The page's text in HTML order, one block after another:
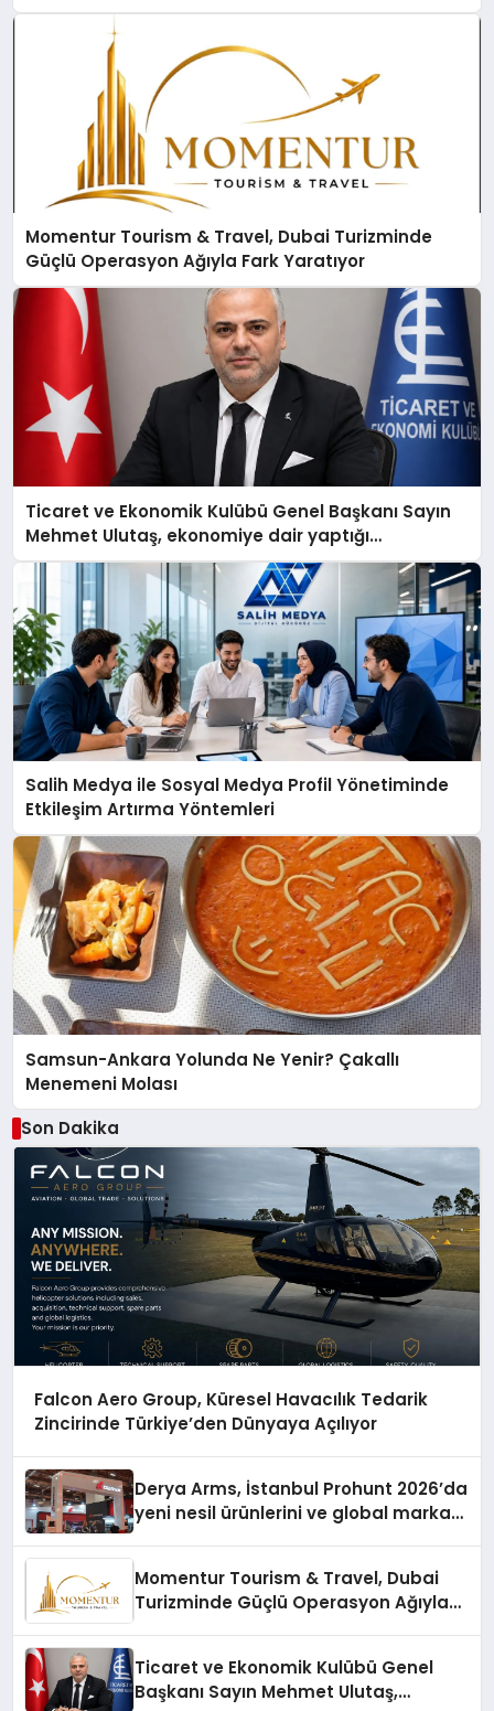
Momentur Tourism & Travel, Dubai Turizminde
Güçlü Operasyon Ağıyla Fark Yaratıyor
Ticaret ve Ekonomik Kulübü Genel Başkanı Sayın
Mehmet Ulutaş, ekonomiye dair yaptığı
açıklamada şunları kaydetti:
Salih Medya ile Sosyal Medya Profil Yönetiminde
Etkileşim Artırma Yöntemleri
Samsun-Ankara Yolunda Ne Yenir? Çakallı
Menemeni Molası
Son Dakika
Falcon Aero Group, Küresel Havacılık Tedarik
Zincirinde Türkiye’den Dünyaya Açılıyor
Derya Arms, İstanbul Prohunt 2026’da
yeni nesil ürünlerini ve global marka
Momentur Tourism & Travel, Dubai
Turizminde Güçlü Operasyon Ağıyla
Ticaret ve Ekonomik Kulübü Genel
Başkanı Sayın Mehmet Ulutaş,